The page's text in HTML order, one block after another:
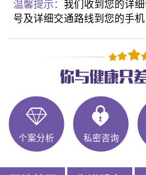
温馨提示：我们收到您的详
号及详细交通路线到您的手机
个案分析 私密咨询